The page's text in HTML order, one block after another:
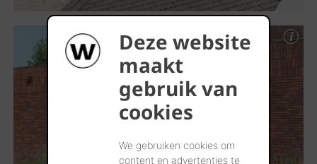
Deze website
maakt
gebruik van
cookies
We gebruiken cookies om
content en advertenties te